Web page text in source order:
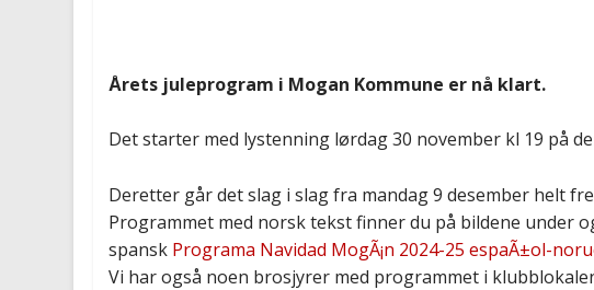
Årets juleprogram i Mogan Kommune er nå klart.
Det starter med lystenning lørdag 30 november kl 19 på
Deretter går det slag i slag fra mandag 9 desember helt
Programmet med norsk tekst finner du på bildene under
spansk Programa Navidad MogÃ¡n 2024-25 espaÃ±ol-
Vi har også noen brosjyrer med programmet i